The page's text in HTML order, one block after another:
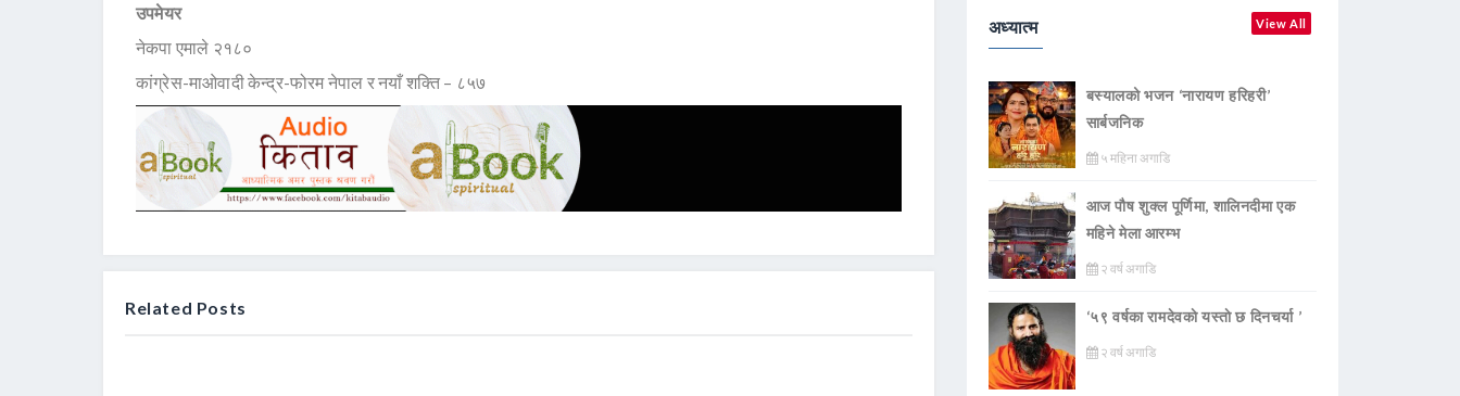
उपमेयर
नेकपा एमाले २१८०
कांग्रेस-माओवादी केन्द्र-फोरम नेपाल र नयाँ शक्ति – ८५७
Related Posts
अध्यात्म View All
बस्यालको भजन ‘नारायण हरिहरी’
सार्बजनिक
५ महिना अगाडि
आज पौष शुक्ल पूर्णिमा, शालिनदीमा एक
महिने मेला आरम्भ
२ वर्ष अगाडि
‘५९ वर्षका रामदेवकाे यस्ताे छ दिनचर्या ’
२ वर्ष अगाडि